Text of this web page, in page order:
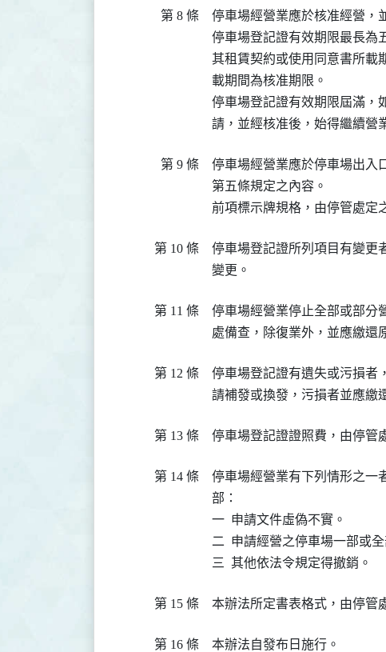
第 8 條
停車場經營業應於核准經營，
停車場登記證有效期限最長為
其租賃契約或使用同意書所載
載期間為核准期限。
停車場登記證有效期限屆滿，
請，並經核准後，始得繼續營
第 9 條
停車場經營業應於停車場出入
第五條規定之內容。
前項標示牌規格，由停管處定
第 10 條
停車場登記證所列項目有變更
變更。
第 11 條
停車場經營業停止全部或部分
處備查，除復業外，並應繳還
第 12 條
停車場登記證有遺失或污損者
請補發或換發，污損者並應繳
第 13 條 停車場登記證證照費，由停管
第 14 條
停車場經營業有下列情形之一
部：
一  申請文件虛偽不實。
二  申請經營之停車場一部或
三  其他依法令規定得撤銷。
第 15 條 本辦法所定書表格式，由停管
第 16 條 本辦法自發布日施行。